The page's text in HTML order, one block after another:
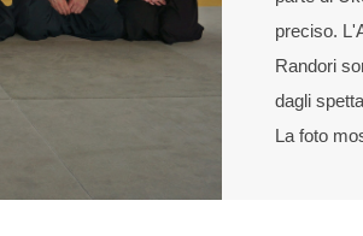
preciso.
Randori
dagli
La foto